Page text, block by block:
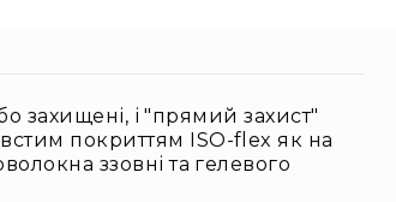
захищені, і "прямий захист"
покриттям ISO-flex як на
ззовні та гелевого